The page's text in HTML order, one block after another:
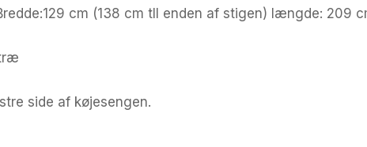
cm (138 cm tll enden af stigen) længde: 209
side af køjesengen.